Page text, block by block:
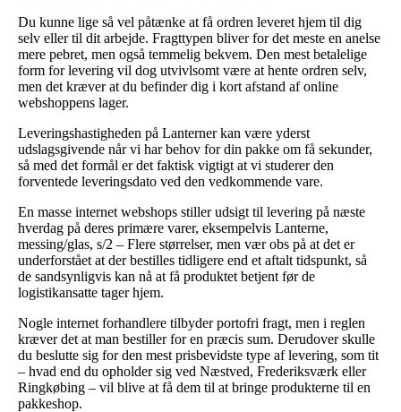
Du kunne lige så vel påtænke at få ordren leveret hjem til dig
selv eller til dit arbejde. Fragttypen bliver for det meste en anelse
mere pebret, men også temmelig bekvem. Den mest betalelige
form for levering vil dog utvivlsomt være at hente ordren selv,
men det kræver at du befinder dig i kort afstand af online
webshoppens lager.
Leveringshastigheden på Lanterner kan være yderst
udslagsgivende når vi har behov for din pakke om få sekunder,
så med det formål er det faktisk vigtigt at vi studerer den
forventede leveringsdato ved den vedkommende vare.
En masse internet webshops stiller udsigt til levering på næste
hverdag på deres primære varer, eksempelvis Lanterne,
messing/glas, s/2 – Flere størrelser, men vær obs på at det er
underforstået at der bestilles tidligere end et aftalt tidspunkt, så
de sandsynligvis kan nå at få produktet betjent før de
logistikansatte tager hjem.
Nogle internet forhandlere tilbyder portofri fragt, men i reglen
kræver det at man bestiller for en præcis sum. Derudover skulle
du beslutte sig for den mest prisbevidste type af levering, som tit
– hvad end du opholder sig ved Næstved, Frederiksværk eller
Ringkøbing – vil blive at få dem til at bringe produkterne til en
pakkeshop.